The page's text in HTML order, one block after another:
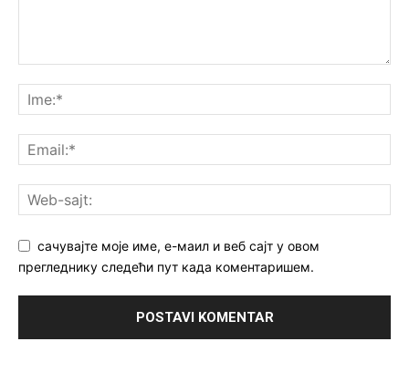
сачувајте моје име, е-маил и веб сајт у овом
прегледнику следећи пут када коментаришем.